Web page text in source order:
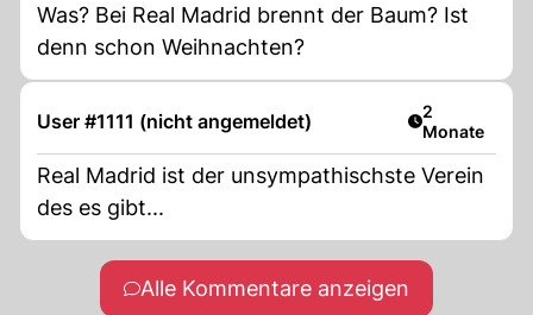
Was? Bei Real Madrid brennt der Baum? Ist
denn schon Weihnachten?
User #1111 (nicht angemeldet) Artikel
2
Monate
Real Madrid ist der unsympathischste Verein
des es gibt...
Alle Kommentare anzeigen